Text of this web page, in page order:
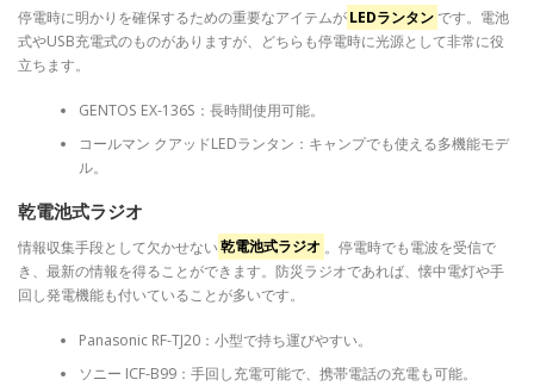
停電時に明かりを確保するための重要なアイテムがLEDランタンです。電池
式やUSB充電式のものがありますが、どちらも停電時に光源として非常に役
立ちます。
GENTOS EX-136S：長時間使用可能。
コールマン クアッドLEDランタン：キャンプでも使える多機能モデ
ル。
乾電池式ラジオ
情報収集手段として欠かせない乾電池式ラジオ 。停電時でも電波を受信で
き、最新の情報を得ることができます。防災ラジオであれば、懐中電灯や手
回し発電機能も付いていることが多いです。
Panasonic RF-TJ20：小型で持ち運びやすい。
ソニー ICF-B99：手回し充電可能で、携帯電話の充電も可能。